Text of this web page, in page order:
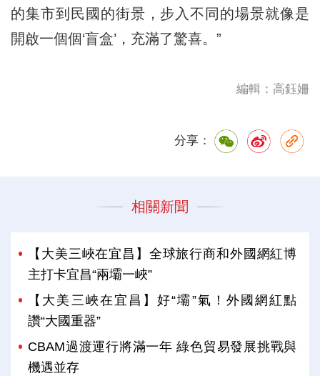
的集市到民國的街景，步入不同的場景就像是
開啟一個個‘盲盒’，充滿了驚喜。”
編輯：高鈺姍
分享：
相關新聞
【大美三峽在宜昌】全球旅行商和外國網紅博
主打卡宜昌“兩壩一峽”
【大美三峽在宜昌】好“壩”氣！外國網紅點
讚“大國重器”
CBAM過渡運行將滿一年 綠色貿易發展挑戰與
機遇並存